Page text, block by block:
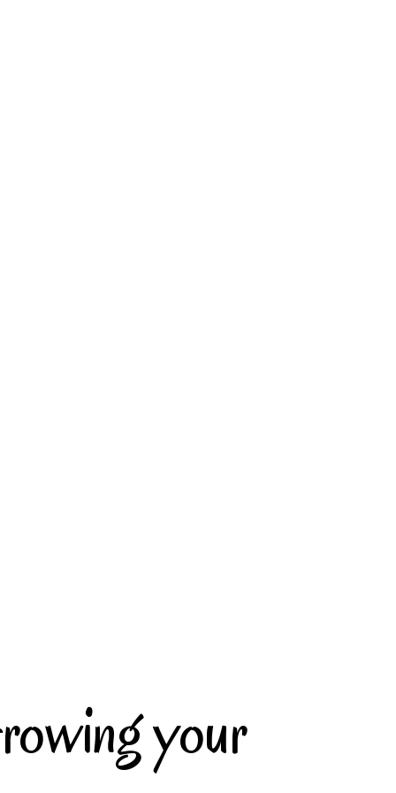
your